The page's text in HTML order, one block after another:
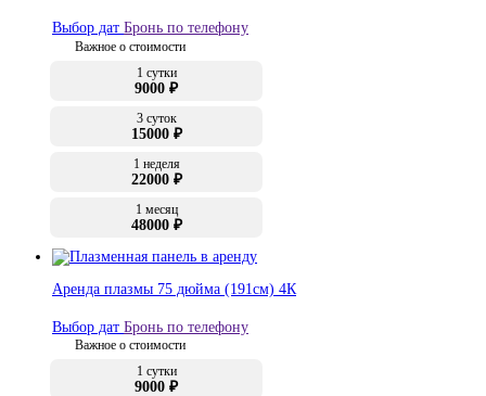
Выбор дат Бронь по телефону
Важное о стоимости
1 сутки
9000 ₽
3 суток
15000 ₽
1 неделя
22000 ₽
1 месяц
48000 ₽
Аренда плазмы 75 дюйма (191см) 4К
Выбор дат Бронь по телефону
Важное о стоимости
1 сутки
9000 ₽